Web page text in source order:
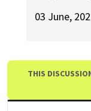
03 June,
THIS